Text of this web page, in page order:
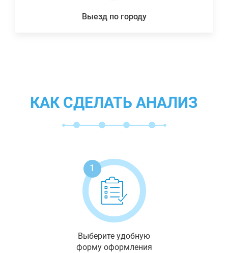
Выезд по городу
КАК СДЕЛАТЬ АНАЛИЗ
1
Выберите удобную
форму оформления